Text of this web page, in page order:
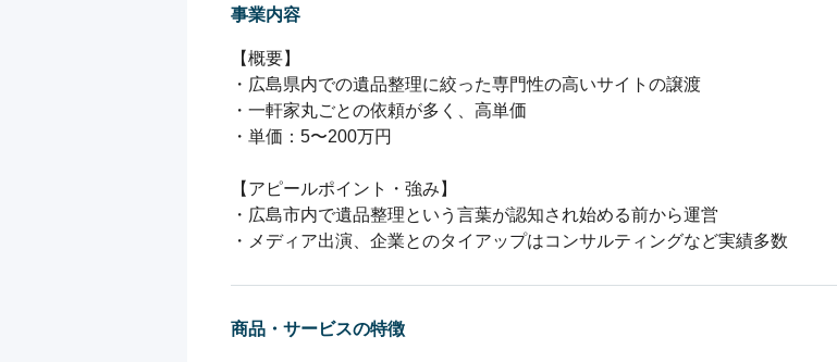
事業内容
【概要】
・広島県内での遺品整理に絞った専門性の高いサイトの譲渡
・一軒家丸ごとの依頼が多く、高単価
・単価：5〜200万円
【アピールポイント・強み】
・広島市内で遺品整理という言葉が認知され始める前から運営
・メディア出演、企業とのタイアップはコンサルティングなど実績多数
商品・サービスの特徴